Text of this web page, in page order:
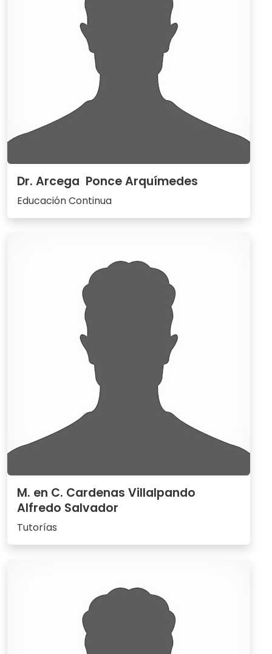
Dr. Arcega Ponce Arquímedes
Educación Continua
M. en C. Cardenas Villalpando
Alfredo Salvador
Tutorías